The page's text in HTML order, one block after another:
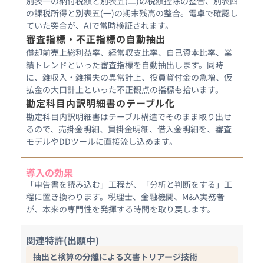
の課税所得と別表五(一)の期末残高の整合。電卓で確認し
ていた突合が、AIで常時検証されます。
審査指標・不正指標の自動抽出
償却前売上総利益率、経常収支比率、自己資本比率、業
績トレンドといった審査指標を自動抽出します。同時
に、雑収入・雑損失の異常計上、役員貸付金の急増、仮
払金の大口計上といった不正観点の指標も拾います。
勘定科目内訳明細書のテーブル化
勘定科目内訳明細書はテーブル構造でそのまま取り出せ
るので、売掛金明細、買掛金明細、借入金明細を、審査
モデルやDDツールに直接流し込めます。
導入の効果
「申告書を読み込む」工程が、「分析と判断をする」工
程に置き換わります。税理士、金融機関、M&A実務者
が、本来の専門性を発揮する時間を取り戻します。
関連特許(出願中)
抽出と検算の分離による文書トリアージ技術